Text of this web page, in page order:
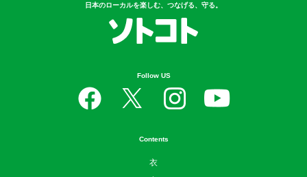
日本のローカルを楽しむ、つなげる、守る。
Follow US
Contents
衣